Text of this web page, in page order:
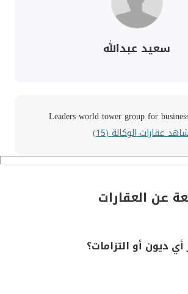
سعيد عبدالله
Leaders world tower group for
عقارات الوكالة (15)
عن العقارات
ديون أو التزامات؟